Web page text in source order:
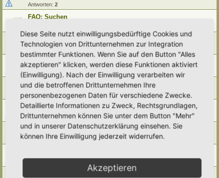
Antworten: 2
FAQ: Suchen
FAQ: Entwürfe wiederfinden
Letzter Beitrag von Polarwelt «So 25. Feb 2024, 17:57
FAQ: Direkt zu einem Beitrag springen
Letzter Beitrag von Polarwelt
FAQ: Zum letzten Beitrag springen
Letzter Beitrag von Polarwelt« Mi 21. Jun 2023, 12:36
FAQ: Urheberrecht
Letzter Beitrag vonPolarwelt«Mo 5. Jun 2023, 10:38
FAQ: Karte nach Regionen / Anzeige filtern
Letzter Beitrag vonpolarwelt «Do 1. Jun 2023, 11:05
Letzter Beitrag vonpolarwelt«Do 1. Jun 2023, 10:16
FAQ: Wie kann ich meinen alten Hortus umziehen
Diese Seite nutzt einwilligungsbedürftige Cookies und
Technologien von Drittunternehmen zur Integration
bestimmter Funktionen. Wenn Sie auf den Button "Alles
akzeptieren" klicken, werden diese Funktionen aktiviert
(Einwilligung). Nach der Einwilligung verarbeiten wir
und die betroffenen Drittunternehmen Ihre
personenbezogenen Daten für verschiedene Zwecke.
Detaillierte Informationen zu Zweck, Rechtsgrundlagen,
Drittunternehmen können Sie unter dem Button "Mehr"
und in unserer Datenschutzerklärung einsehen. Sie
können Ihre Einwilligung jederzeit widerrufen.
Akzeptieren